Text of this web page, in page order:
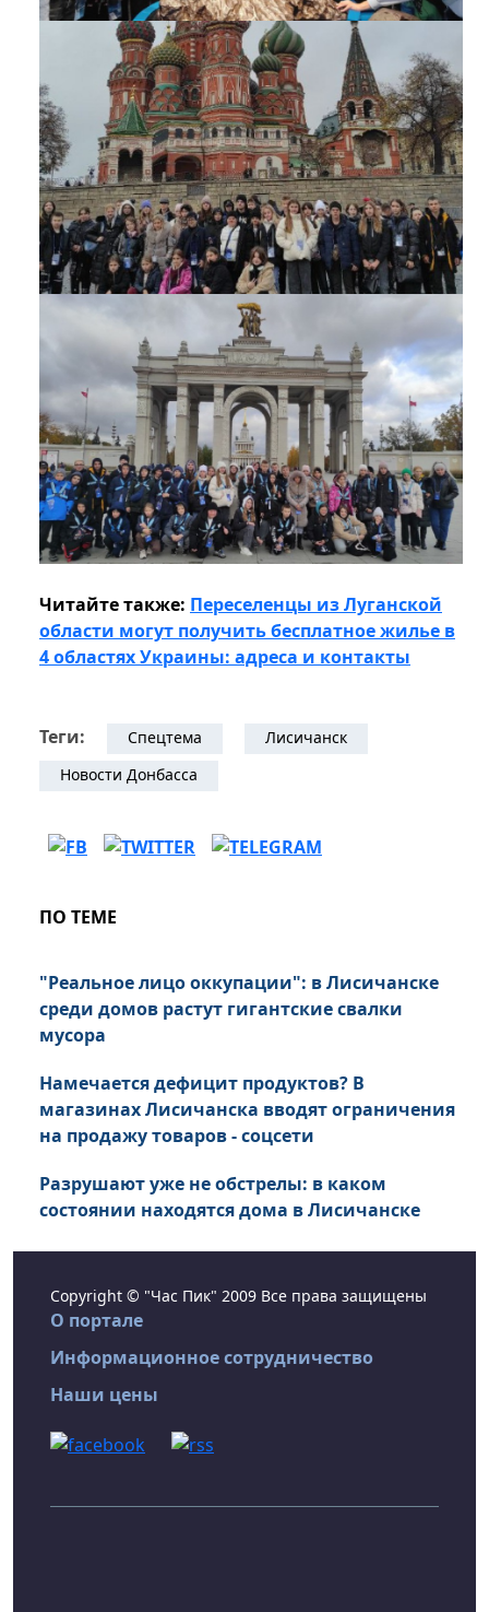
Читайте также: Переселенцы из Луганской
области могут получить бесплатное жилье в
4 областях Украины: адреса и контакты
Теги: Спецтема
Лисичанск
Новости Донбасса
ПО ТЕМЕ
"Реальное лицо оккупации": в Лисичанске
среди домов растут гигантские свалки
мусора
Намечается дефицит продуктов? В
магазинах Лисичанска вводят ограничения
на продажу товаров - соцсети
Разрушают уже не обстрелы: в каком
состоянии находятся дома в Лисичанске
Copyright © "Час Пик" 2009 Все права защищены
О портале
Информационное сотрудничество
Наши цены